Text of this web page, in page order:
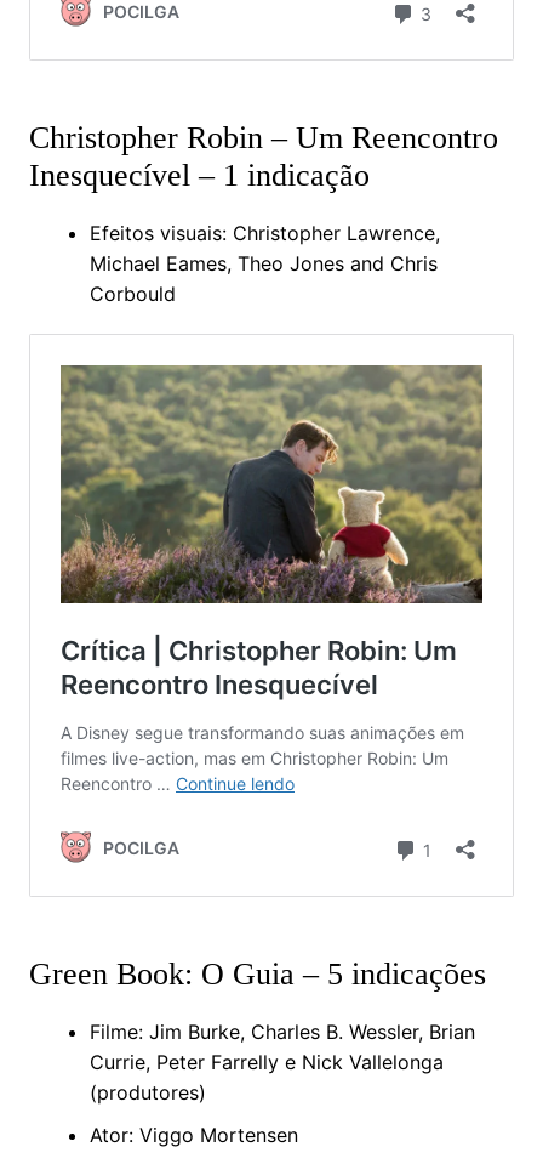
Christopher Robin – Um Reencontro
Inesquecível – 1 indicação
Efeitos visuais: Christopher Lawrence,
Michael Eames, Theo Jones and Chris
Corbould
Green Book: O Guia – 5 indicações
Filme: Jim Burke, Charles B. Wessler, Brian
Currie, Peter Farrelly e Nick Vallelonga
(produtores)
Ator: Viggo Mortensen